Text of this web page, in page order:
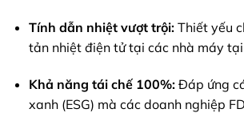
Tính dẫn nhiệt vượt trội:Thiết yếu
tản nhiệt điện tử tại các nhà máy
Khả năng tái chế 100%:Đáp ứng
xanh (ESG) mà các doanh nghiệp